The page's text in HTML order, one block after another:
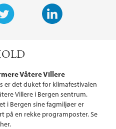
e
d
I
n
Våtere Villere
er det duket for klimafestivalen
Villere i Bergen sentrum.
i Bergen sine fagmiljøer er
på en rekke programposter. Se